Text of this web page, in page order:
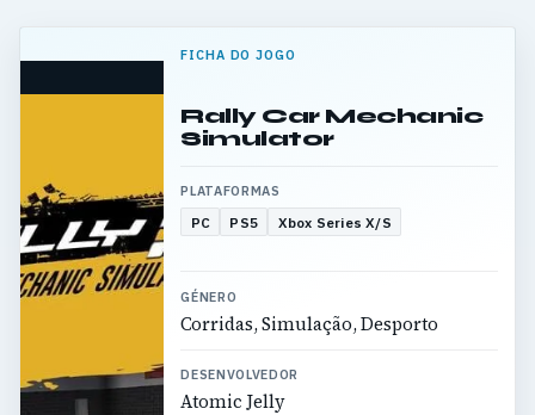
FICHA DO JOGO
Rally Car Mechanic
Simulator
PLATAFORMAS
PC PS5 Xbox Series X/S
GÉNERO
Corridas, Simulação, Desporto
DESENVOLVEDOR
Atomic Jelly